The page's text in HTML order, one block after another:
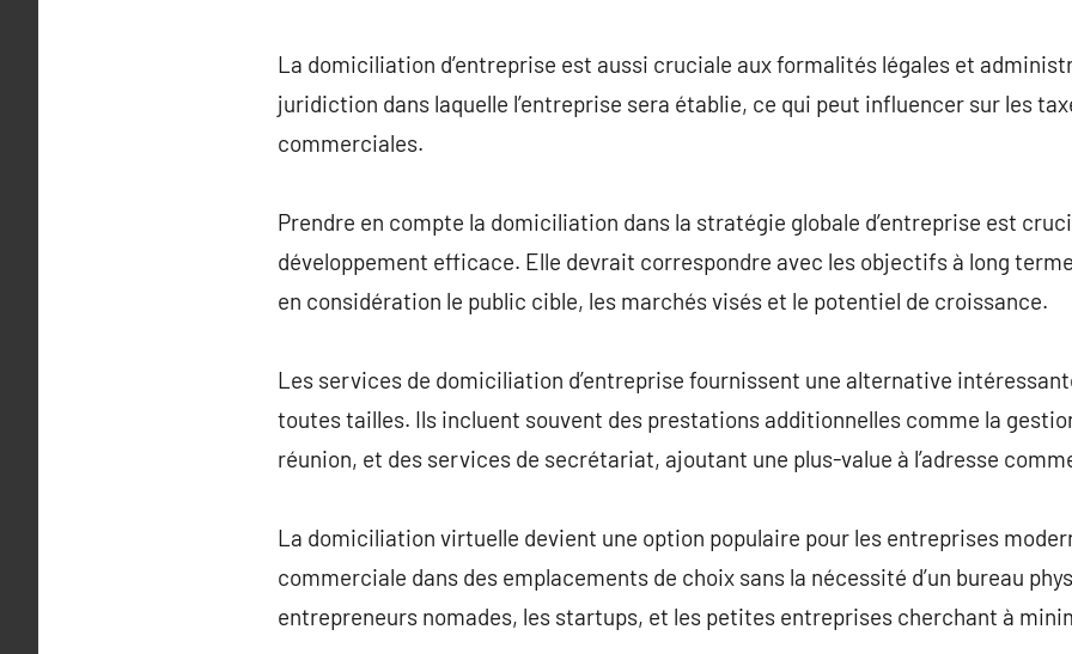
La domiciliation d’entreprise est aussi cruciale aux formalités légales et
juridiction dans laquelle l’entreprise sera établie, ce qui peut influencer sur les
commerciales.
Prendre en compte la domiciliation dans la stratégie globale d’entreprise est
développement efficace. Elle devrait correspondre avec les objectifs à long
en considération le public cible, les marchés visés et le potentiel de croissance.
Les services de domiciliation d’entreprise fournissent une alternative
toutes tailles. Ils incluent souvent des prestations additionnelles comme la
réunion, et des services de secrétariat, ajoutant une plus-value à l’adresse
La domiciliation virtuelle devient une option populaire pour les entreprises
commerciale dans des emplacements de choix sans la nécessité d’un bureau
entrepreneurs nomades, les startups, et les petites entreprises cherchant à